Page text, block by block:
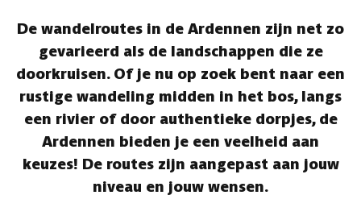
De wandelroutes in de Ardennen zijn net zo
gevarieerd als de landschappen die ze
doorkruisen. Of je nu op zoek bent naar een
rustige wandeling midden in het bos, langs
een rivier of door authentieke dorpjes, de
Ardennen bieden je een veelheid aan
keuzes! De routes zijn aangepast aan jouw
niveau en jouw wensen.